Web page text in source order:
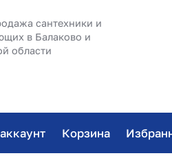
сантехники и
в Балаково и
области
Корзина